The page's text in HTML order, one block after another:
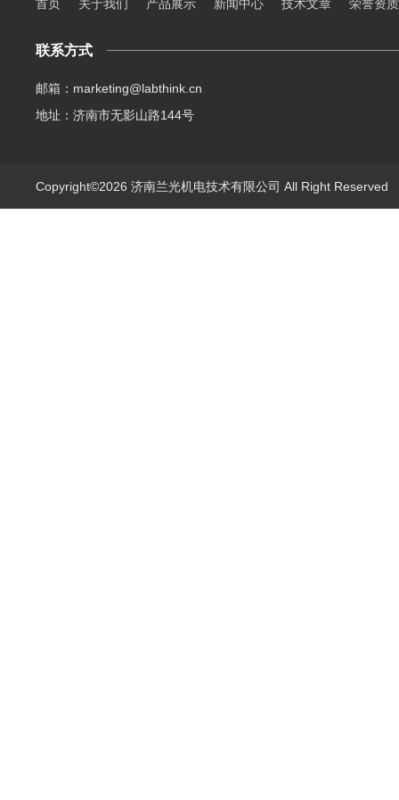
首页 关于我们 产品展示 新闻中心 技术文章 荣誉资质
联系方式
邮箱：marketing@labthink.cn
地址：济南市无影山路144号
Copyright©2026 济南兰光机电技术有限公司 All Right